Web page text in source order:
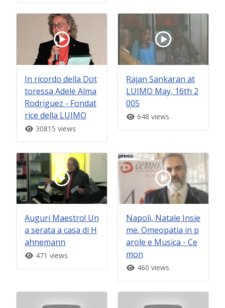
In ricordo della Dot
toressa Adele Alma
Rodriguez - Fondat
rice della LUIMO
30815 views
Rajan Sankaran at
LUIMO May, 16th 2
005
648 views
Auguri Maestro! Un
a serata a casa di H
ahnemann
471 views
Napoli, Natale Insie
me. Omeopatia in p
arole e Musica - Ce
mon
460 views